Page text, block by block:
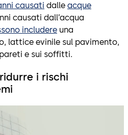
causati dalle acque
causati dall’acqua
includere una
lattice evinile sul pavimento,
e sui soffitti.
i rischi